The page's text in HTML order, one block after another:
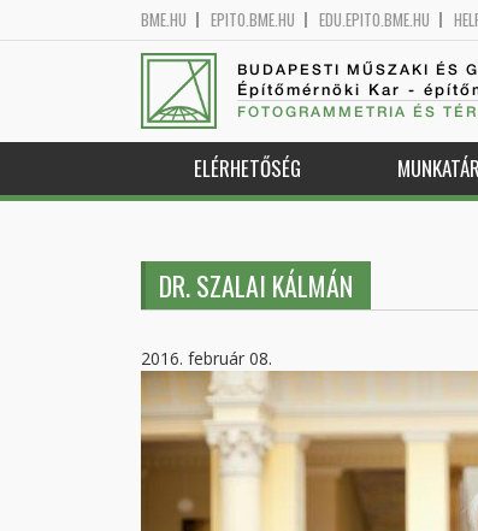
BME.HU EPITO.BME.HU EDU.EPITO.BME.HU
BUDAPESTI MŰSZAKI ÉS
Építőmérnöki Kar -
FOTOGRAMMETRIA ÉS
ELÉRHETŐSÉG
DR. SZALAI KÁLMÁN
2016. február 08.